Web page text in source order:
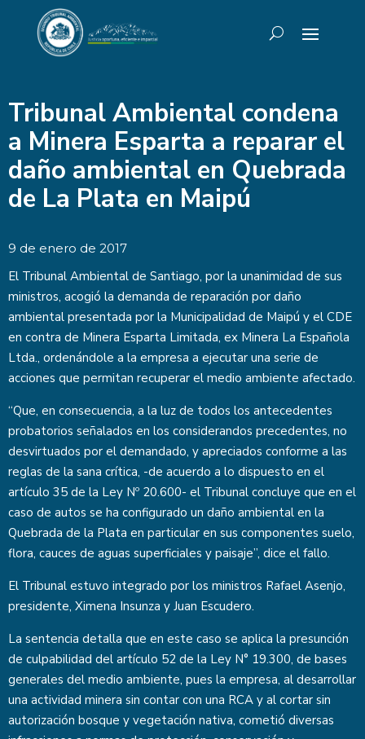
Tribunal Ambiental condena
a Minera Esparta a reparar el
daño ambiental en Quebrada
de La Plata en Maipú
9 de enero de 2017
El Tribunal Ambiental de Santiago, por la unanimidad de sus
ministros, acogió la demanda de reparación por daño
ambiental presentada por la Municipalidad de Maipú y el CDE
en contra de Minera Esparta Limitada, ex Minera La Española
Ltda., ordenándole a la empresa a ejecutar una serie de
acciones que permitan recuperar el medio ambiente afectado.
“Que, en consecuencia, a la luz de todos los antecedentes
probatorios señalados en los considerandos precedentes, no
desvirtuados por el demandado, y apreciados conforme a las
reglas de la sana crítica, -de acuerdo a lo dispuesto en el
artículo 35 de la Ley Nº 20.600- el Tribunal concluye que en el
caso de autos se ha configurado un daño ambiental en la
Quebrada de la Plata en particular en sus componentes suelo,
flora, cauces de aguas superficiales y paisaje”, dice el fallo.
El Tribunal estuvo integrado por los ministros Rafael Asenjo,
presidente, Ximena Insunza y Juan Escudero.
La sentencia detalla que en este caso se aplica la presunción
de culpabilidad del artículo 52 de la Ley N° 19.300, de bases
generales del medio ambiente, pues la empresa, al desarrollar
una actividad minera sin contar con una RCA y al cortar sin
autorización bosque y vegetación nativa, cometió diversas